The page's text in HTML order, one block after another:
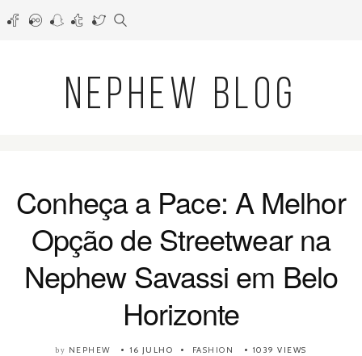
NEPHEW BLOG
Conheça a Pace: A Melhor
Opção de Streetwear na
Nephew Savassi em Belo
Horizonte
by NEPHEW 16 JULHO FASHION 1039 VIEWS